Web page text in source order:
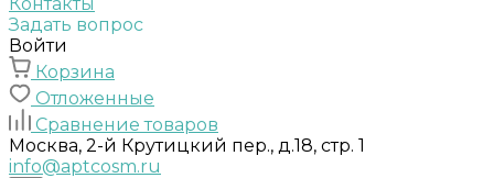
Задать вопрос
Войти
Корзина
Отложенные
Сравнение товаров
Москва, 2-й Крутицкий пер., д.18, стр. 1
info@aptcosm.ru